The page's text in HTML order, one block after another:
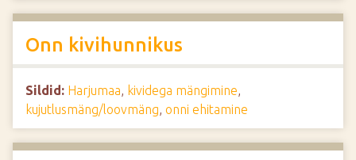
Onn kivihunnikus
Sildid: Harjumaa, kividega mängimine,
kujutlusmäng/loovmäng, onni ehitamine